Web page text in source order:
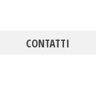
CONTATTI